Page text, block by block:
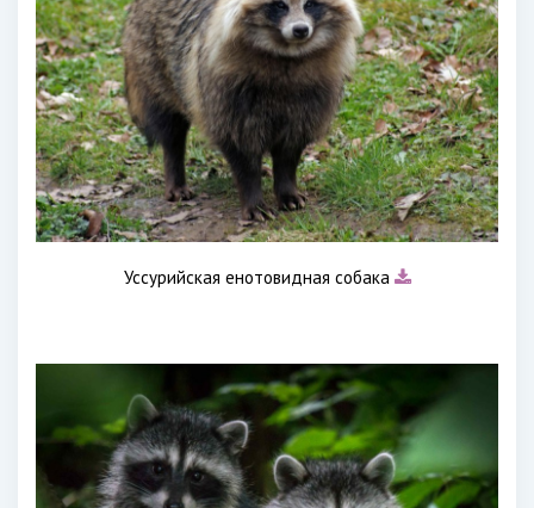
Уссурийская енотовидная собака